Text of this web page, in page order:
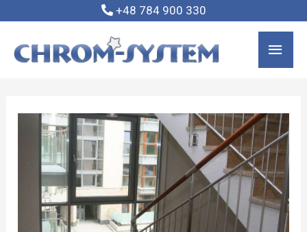
+48 784 900 330